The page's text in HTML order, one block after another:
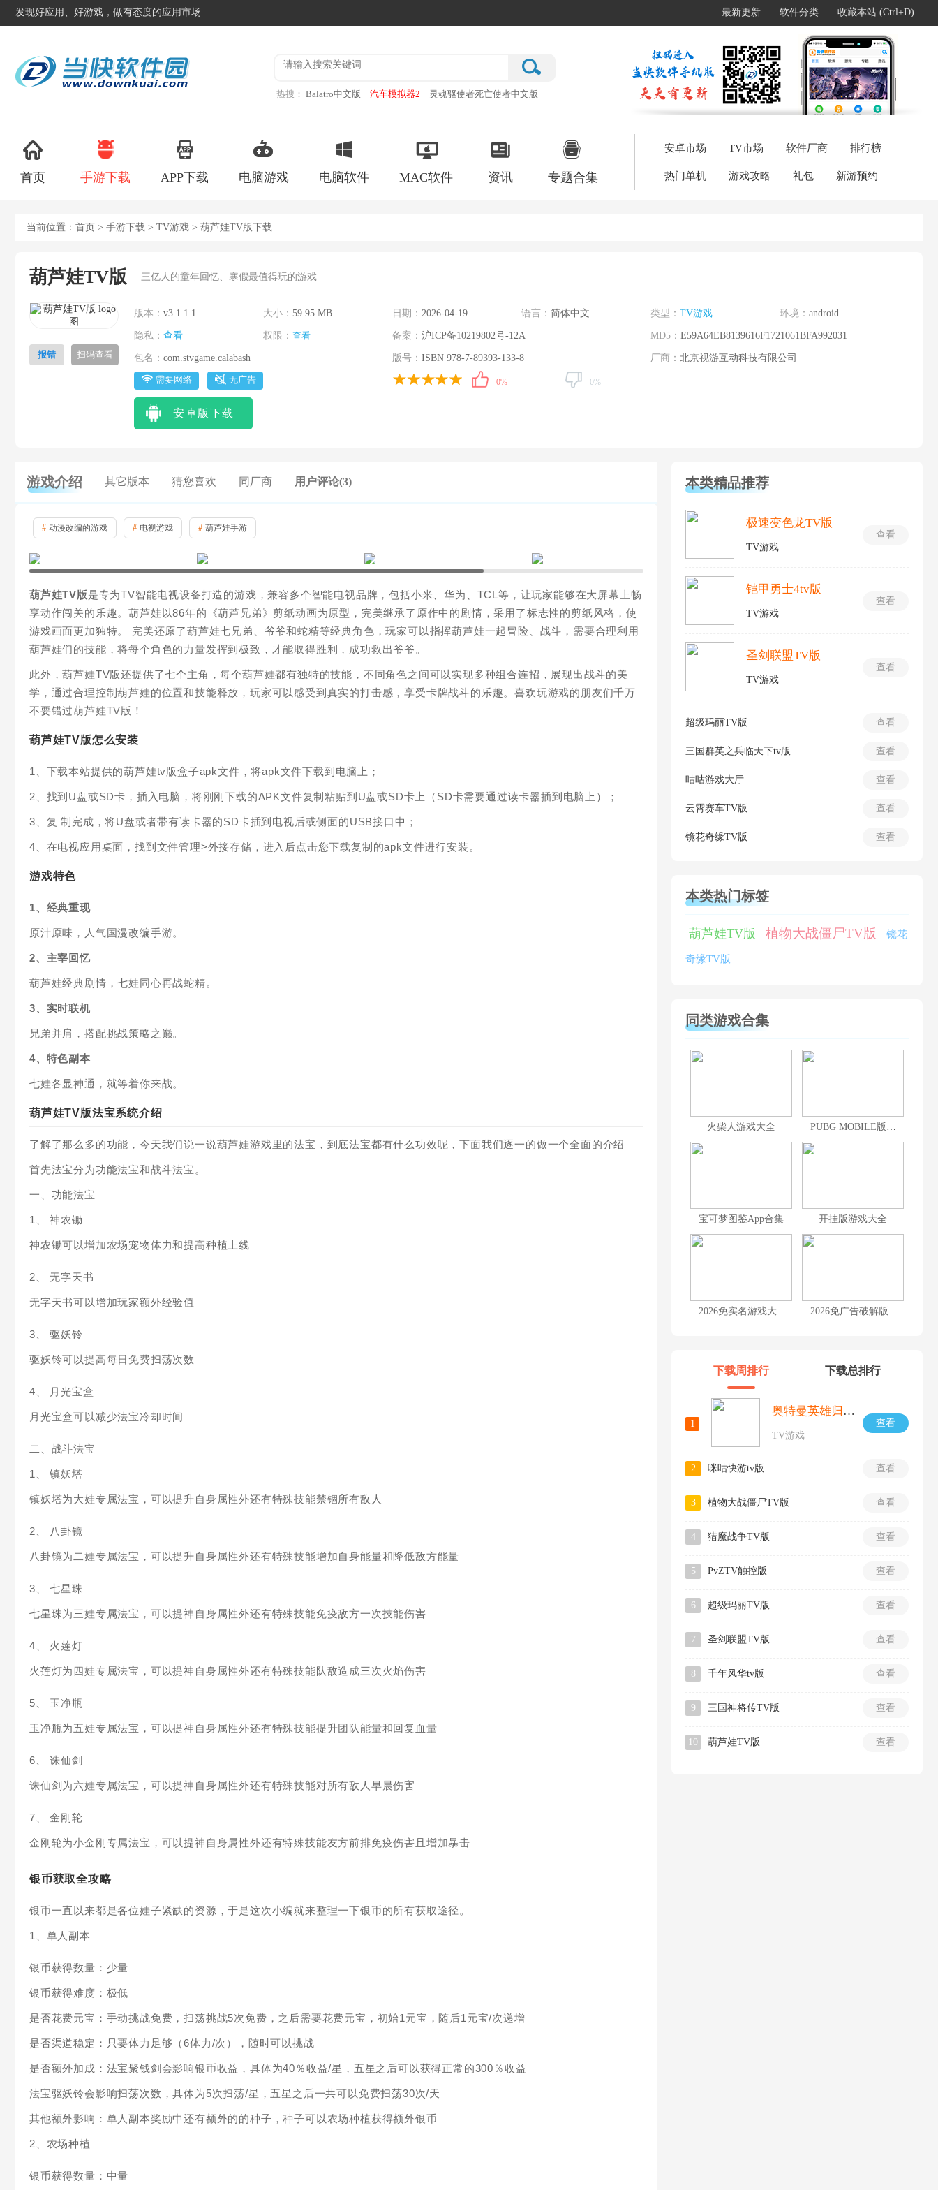
发现好应用、好游戏，做有态度的应用市场 最新更新 软件分类 收藏本站 (Ctrl+D)
热搜： Balatro中文版 汽车模拟器2
灵魂驱使者死亡使者中文版
首页 手游下载 APP下载 电脑游戏 电脑软件 MAC软件 资讯 专题合集
安卓市场 TV市场 软件厂商 排行榜
热门单机 游戏攻略 礼包 新游预约
当前位置： 首页 > 手游下载 > TV游戏 > 葫芦娃TV版下载
葫芦娃TV版 三亿人的童年回忆、寒假最值得玩的游戏
报错 扫码查看
版本： v3.1.1.1 大小： 59.95 MB 日期： 2026-04-19 语言： 简体中文 类型： TV游戏 环境： android
隐私： 查看 权限： 查看 备案： 沪ICP备10219802号-12A MD5： E59A64EB8139616F1721061BFA992031
包名： com.stvgame.calabash 版号： ISBN 978-7-89393-133-8 厂商： 北京视游互动科技有限公司
需要网络 无广告 0% 0%
安卓版下载
游戏介绍 其它版本 猜您喜欢 同厂商 用户评论(3)
# 动漫改编的游戏 # 电视游戏 # 葫芦娃手游
葫芦娃TV版是专为TV智能电视设备打造的游戏，兼容多个智能电视品牌，包括小米、华为、TCL等，让玩家能够在大屏幕上畅
享动作闯关的乐趣。葫芦娃以86年的《葫芦兄弟》剪纸动画为原型，完美继承了原作中的剧情，采用了标志性的剪纸风格，使
游戏画面更加独特。 完美还原了葫芦娃七兄弟、爷爷和蛇精等经典角色，玩家可以指挥葫芦娃一起冒险、战斗，需要合理利用
葫芦娃们的技能，将每个角色的力量发挥到极致，才能取得胜利，成功救出爷爷。
此外，葫芦娃TV版还提供了七个主角，每个葫芦娃都有独特的技能，不同角色之间可以实现多种组合连招，展现出战斗的美
学，通过合理控制葫芦娃的位置和技能释放，玩家可以感受到真实的打击感，享受卡牌战斗的乐趣。喜欢玩游戏的朋友们千万
不要错过葫芦娃TV版！
葫芦娃TV版怎么安装
1、下载本站提供的葫芦娃tv版盒子apk文件，将apk文件下载到电脑上；
2、找到U盘或SD卡，插入电脑，将刚刚下载的APK文件复制粘贴到U盘或SD卡上（SD卡需要通过读卡器插到电脑上）；
3、复 制完成，将U盘或者带有读卡器的SD卡插到电视后或侧面的USB接口中；
4、在电视应用桌面，找到文件管理>外接存储，进入后点击您下载复制的apk文件进行安装。
游戏特色
1、经典重现
原汁原味，人气国漫改编手游。
2、主宰回忆
葫芦娃经典剧情，七娃同心再战蛇精。
3、实时联机
兄弟并肩，搭配挑战策略之巅。
4、特色副本
七娃各显神通，就等着你来战。
葫芦娃TV版法宝系统介绍
了解了那么多的功能，今天我们说一说葫芦娃游戏里的法宝，到底法宝都有什么功效呢，下面我们逐一的做一个全面的介绍
首先法宝分为功能法宝和战斗法宝。
一、功能法宝
1、 神农锄
神农锄可以增加农场宠物体力和提高种植上线
2、 无字天书
无字天书可以增加玩家额外经验值
3、 驱妖铃
驱妖铃可以提高每日免费扫荡次数
4、 月光宝盒
月光宝盒可以减少法宝冷却时间
二、战斗法宝
1、 镇妖塔
镇妖塔为大娃专属法宝，可以提升自身属性外还有特殊技能禁锢所有敌人
2、 八卦镜
八卦镜为二娃专属法宝，可以提升自身属性外还有特殊技能增加自身能量和降低敌方能量
3、 七星珠
七星珠为三娃专属法宝，可以提神自身属性外还有特殊技能免疫敌方一次技能伤害
4、 火莲灯
火莲灯为四娃专属法宝，可以提神自身属性外还有特殊技能队敌造成三次火焰伤害
5、 玉净瓶
玉净瓶为五娃专属法宝，可以提神自身属性外还有特殊技能提升团队能量和回复血量
6、 诛仙剑
诛仙剑为六娃专属法宝，可以提神自身属性外还有特殊技能对所有敌人早晨伤害
7、 金刚轮
金刚轮为小金刚专属法宝，可以提神自身属性外还有特殊技能友方前排免疫伤害且增加暴击
银币获取全攻略
银币一直以来都是各位娃子紧缺的资源，于是这次小编就来整理一下银币的所有获取途径。
1、单人副本
银币获得数量：少量
银币获得难度：极低
是否花费元宝：手动挑战免费，扫荡挑战5次免费，之后需要花费元宝，初始1元宝，随后1元宝/次递增
是否渠道稳定：只要体力足够（6体力/次），随时可以挑战
是否额外加成：法宝聚钱剑会影响银币收益，具体为40％收益/星，五星之后可以获得正常的300％收益
法宝驱妖铃会影响扫荡次数，具体为5次扫荡/星，五星之后一共可以免费扫荡30次/天
其他额外影响：单人副本奖励中还有额外的的种子，种子可以农场种植获得额外银币
2、农场种植
银币获得数量：中量
本类精品推荐
查看
极速变色龙TV版
TV游戏
查看
铠甲勇士4tv版
TV游戏
查看
圣剑联盟TV版
TV游戏
查看
超级玛丽TV版
查看
三国群英之兵临天下tv版
查看
咕咕游戏大厅
查看
云霄赛车TV版
查看
镜花奇缘TV版
本类热门标签
葫芦娃TV版 植物大战僵尸TV版 镜花
奇缘TV版
同类游戏合集
火柴人游戏大全 PUBG MOBILE版本大全
宝可梦图鉴App合集 开挂版游戏大全
2026免实名游戏大全 2026免广告破解版游戏大全
下载周排行 下载总排行
1 查看
奥特曼英雄归来小y版
TV游戏
2 查看
咪咕快游tv版
3 查看
植物大战僵尸TV版
4 查看
猎魔战争TV版
5 查看
PvZTV触控版
6 查看
超级玛丽TV版
7 查看
圣剑联盟TV版
8 查看
千年风华tv版
9 查看
三国神将传TV版
10 查看
葫芦娃TV版